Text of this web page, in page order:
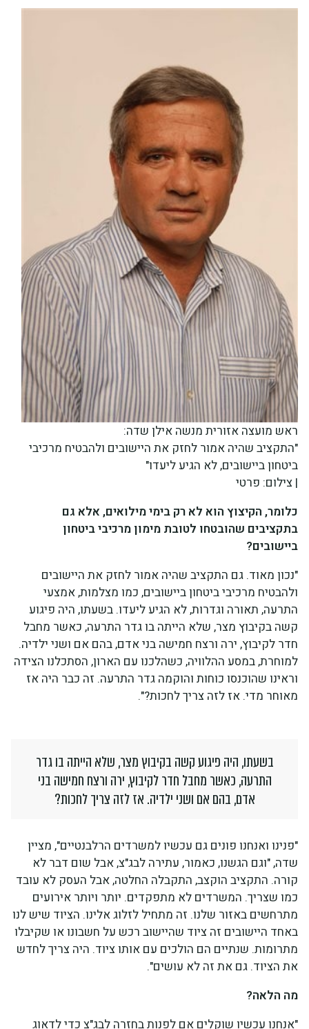
ראש מועצה אזורית מנשה אילן שדה:
"התקציב שהיה אמור לחזק את היישובים ולהבטיח מרכיבי
ביטחון ביישובים, לא הגיע ליעדו"
| צילום: פרטי
כלומר, הקיצוץ הוא לא רק בימי מילואים, אלא גם
בתקציבים שהובטחו לטובת מימון מרכיבי ביטחון
ביישובים?
"נכון מאוד. גם התקציב שהיה אמור לחזק את היישובים
ולהבטיח מרכיבי ביטחון ביישובים, כמו מצלמות, אמצעי
התרעה, תאורה וגדרות, לא הגיע ליעדו. בשעתו, היה פיגוע
קשה בקיבוץ מצר, שלא הייתה בו גדר התרעה, כאשר מחבל
חדר לקיבוץ, ירה ורצח חמישה בני אדם, בהם אם ושני ילדיה.
למוחרת, במסע ההלוויה, כשהלכנו עם הארון, הסתכלנו הצידה
וראינו שהוכנסו כוחות והוקמה גדר התרעה. זה כבר היה אז
מאוחר מדי. אז לזה צריך לחכות?".
בשעתו, היה פיגוע קשה בקיבוץ מצר, שלא הייתה בו גדר
התרעה, כאשר מחבל חדר לקיבוץ, ירה ורצח חמישה בני
אדם, בהם אם ושני ילדיה. אז לזה צריך לחכות?
"פנינו ואנחנו פונים גם עכשיו למשרדים הרלבנטיים", מציין
שדה, "וגם הגשנו, כאמור, עתירה לבג"צ, אבל שום דבר לא
קורה. התקציב הוקצב, התקבלה החלטה, אבל העסק לא עובד
כמו שצריך. המשרדים לא מתפקדים. יותר ויותר אירועים
מתרחשים באזור שלנו. זה מתחיל לזלוג אלינו. הציוד שיש לנו
באחד היישובים זה ציוד שהיישוב רכש על חשבונו או שקיבלו
מתרומות. שנתיים הם הולכים עם אותו ציוד. היה צריך לחדש
את הציוד. גם את זה לא עושים".
מה הלאה?
"אנחנו עכשיו שוקלים אם לפנות בחזרה לבג"צ כדי לדאוג